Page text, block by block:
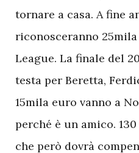
tornare a casa. A fine
riconosceranno
League. La finale del
testa per Beretta,
15mila euro vanno a
perché è un amico.
che però dovrà